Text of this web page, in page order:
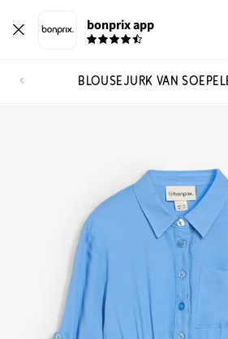
bonprix app
BLOUSEJURK VAN